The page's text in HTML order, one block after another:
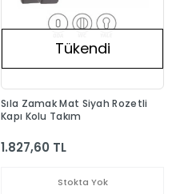
Tükendi
Sıla Zamak Mat Siyah Rozetli
Kapı Kolu Takım
1.827,60 TL
Stokta Yok